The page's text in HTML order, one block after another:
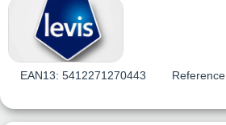
EAN13: 5412271270443